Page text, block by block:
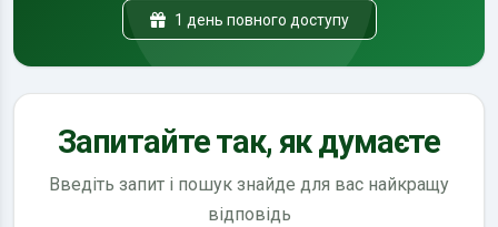
1 день повного доступу
Запитайте так, як думаєте
Введіть запит і пошук знайде для вас найкращу
відповідь